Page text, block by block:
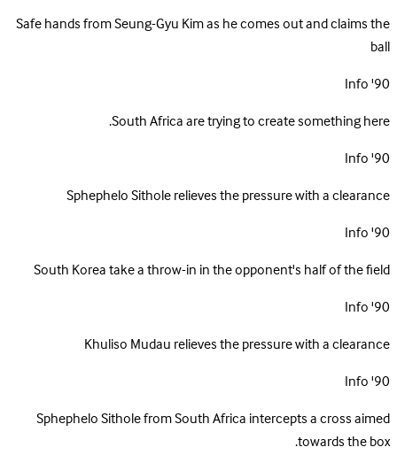
Safe hands from Seung-Gyu Kim as he comes out and claims the
ball
90'
Info
South Africa are trying to create something here.
90'
Info
Sphephelo Sithole relieves the pressure with a clearance
90'
Info
South Korea take a throw-in in the opponent's half of the field
90'
Info
Khuliso Mudau relieves the pressure with a clearance
90'
Info
Sphephelo Sithole from South Africa intercepts a cross aimed
towards the box.